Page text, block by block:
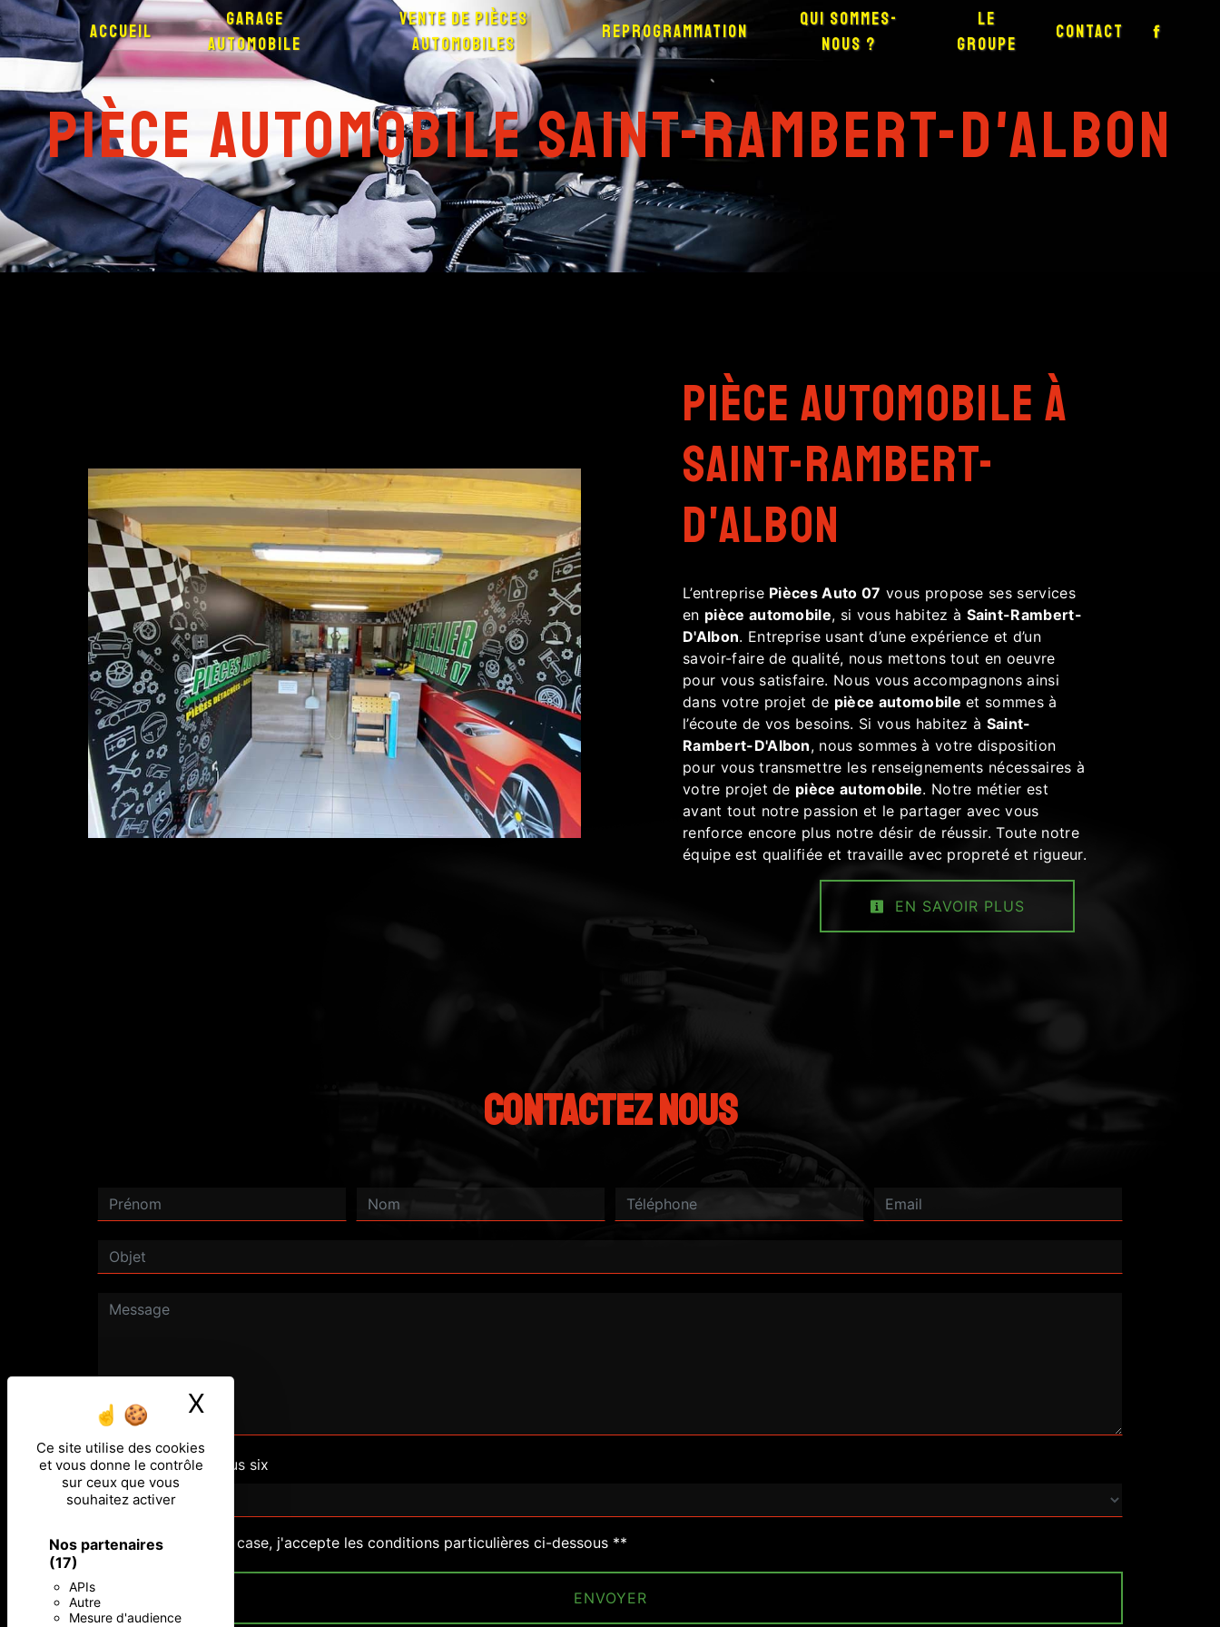
Panneau de gestion des cookies
Ce site utilise des cookies
et vous donne le contrôle
sur ceux que vous
souhaitez activer
Nos partenaires
(17)
APIs
Autre
Mesure d'audience
X
Accueil
Garage
automobile
Vente de pièces
automobiles
Reprogrammation
Qui sommes-
nous ?
Le
groupe
Contact
pièce automobile Saint-Rambert-D'Albon
pièce automobile à
Saint-Rambert-
D'Albon
L’entreprise Pièces Auto 07 vous propose ses services
en pièce automobile, si vous habitez à Saint-Rambert-
D'Albon. Entreprise usant d’une expérience et d’un
savoir-faire de qualité, nous mettons tout en oeuvre
pour vous satisfaire. Nous vous accompagnons ainsi
dans votre projet de pièce automobile et sommes à
l’écoute de vos besoins. Si vous habitez à Saint-
Rambert-D'Albon, nous sommes à votre disposition
pour vous transmettre les renseignements nécessaires à
votre projet de pièce automobile. Notre métier est
avant tout notre passion et le partager avec vous
renforce encore plus notre désir de réussir. Toute notre
équipe est qualifiée et travaille avec propreté et rigueur.
EN SAVOIR PLUS
Contactez nous
Combien font un plus six
En cochant cette case, j'accepte les conditions particulières ci-dessous **
ENVOYER